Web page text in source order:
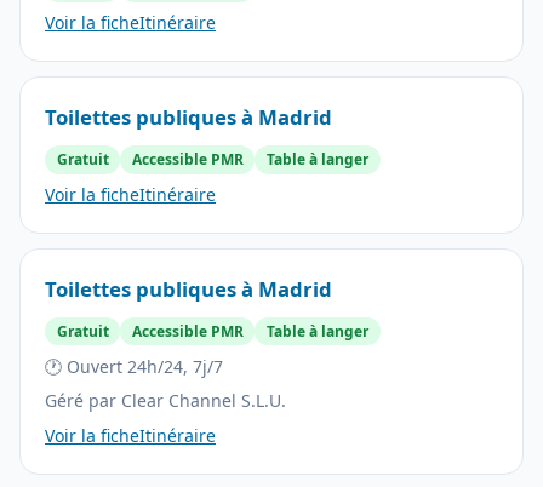
Voir la ficheItinéraire
Toilettes publiques à Madrid
Gratuit Accessible PMR Table à langer
Voir la ficheItinéraire
Toilettes publiques à Madrid
Gratuit Accessible PMR Table à langer
🕐 Ouvert 24h/24, 7j/7
Géré par Clear Channel S.L.U.
Voir la ficheItinéraire